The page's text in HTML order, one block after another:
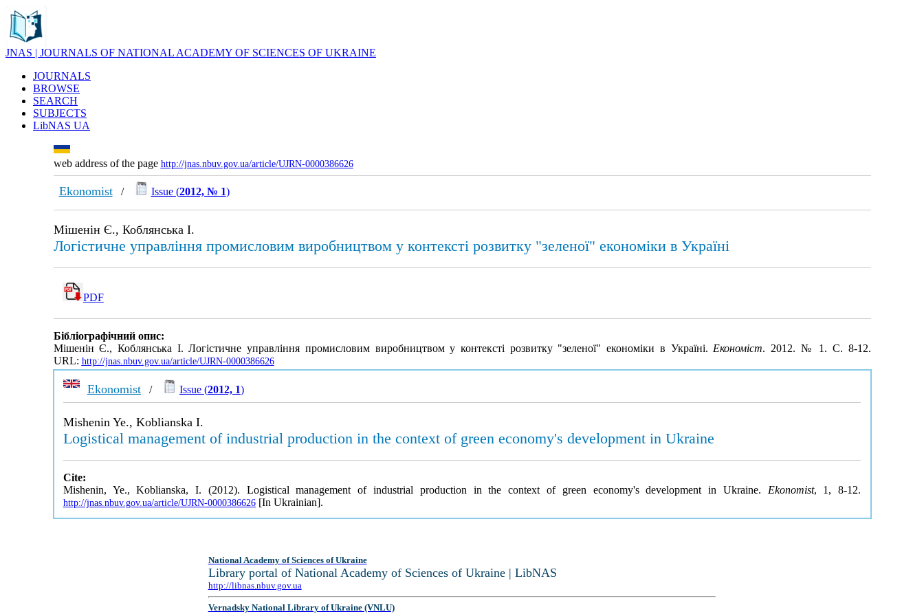
JNAS | JOURNALS OF NATIONAL ACADEMY OF SCIENCES OF UKRAINE
JOURNALS
BROWSE
SEARCH
SUBJECTS
LibNAS UA
web address of the page http://jnas.nbuv.gov.ua/article/UJRN-0000386626
Ekonomist/ Issue (2012, № 1)
Мішенін Є., Коблянська І.
Логістичне управління промисловим виробництвом у контексті розвитку "зеленої" економіки в Україні
PDF
Бібліографічний опис:
Мішенін Є., Коблянська І. Логістичне управління промисловим виробництвом у контексті розвитку "зеленої" економіки в Україні.Економіст. 2012. № 1. С. 8-12.
URL: http://jnas.nbuv.gov.ua/article/UJRN-0000386626
Ekonomist/ Issue (2012, 1)
Mishenin Ye., Koblianska I.
Logistical management of industrial production in the context of green economy's development in Ukraine
Cite:
Mishenin, Ye., Koblianska, I. (2012). Logistical management of industrial production in the context of green economy's development in Ukraine. Ekonomist, 1, 8-12.
http://jnas.nbuv.gov.ua/article/UJRN-0000386626[In Ukrainian].
National Academy of Sciences of Ukraine
Library portal of National Academy of Sciences of Ukraine | LibNAS
http://libnas.nbuv.gov.ua
Vernadsky National Library of Ukraine (VNLU)